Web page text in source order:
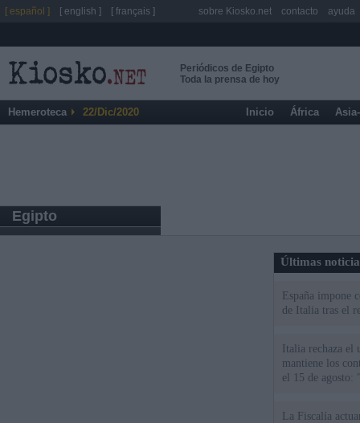
Periódicos de Egipto
Toda la prensa de hoy
Hemeroteca 22/Dic/2020 Inicio África
Egipto
Últimas
España impone
de Italia tras el
Italia rechaza
mantiene los
el 15 de agosto:
La Fiscalía
[ español ] [ english ] [ français ] sobre Kiosko.net contacto ayuda